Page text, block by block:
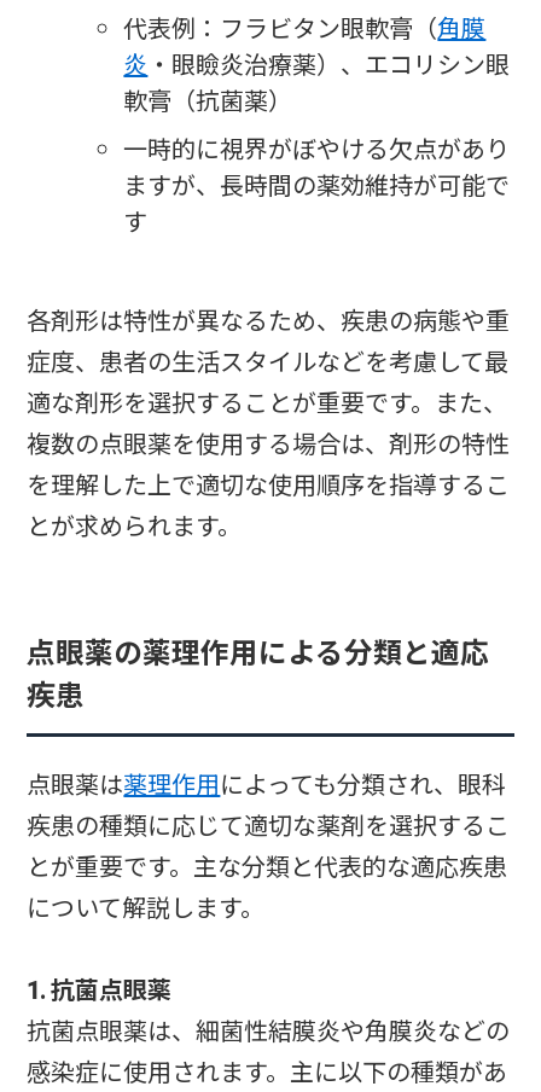
代表例：フラビタン眼軟膏（角膜
炎 ・眼瞼炎治療薬）、エコリシン眼
軟膏（抗菌薬）
一時的に視界がぼやける欠点があり
ますが、長時間の薬効維持が可能で
す
各剤形は特性が異なるため、疾患の病態や重
症度、患者の生活スタイルなどを考慮して最
適な剤形を選択することが重要です。また、
複数の点眼薬を使用する場合は、剤形の特性
を理解した上で適切な使用順序を指導するこ
とが求められます。
点眼薬の薬理作用による分類と適応
疾患
点眼薬は薬理作用によっても分類され、眼科
疾患の種類に応じて適切な薬剤を選択するこ
とが重要です。主な分類と代表的な適応疾患
について解説します。
1. 抗菌点眼薬
抗菌点眼薬は、細菌性結膜炎や角膜炎などの
感染症に使用されます。主に以下の種類があ